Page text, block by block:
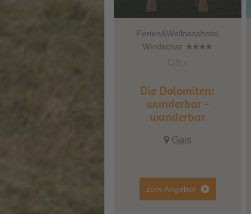
Ferien&Wellnesshotel
Windschar
Die Dolomiten:
wunderbar -
wanderbar
Gais
zum Angebot